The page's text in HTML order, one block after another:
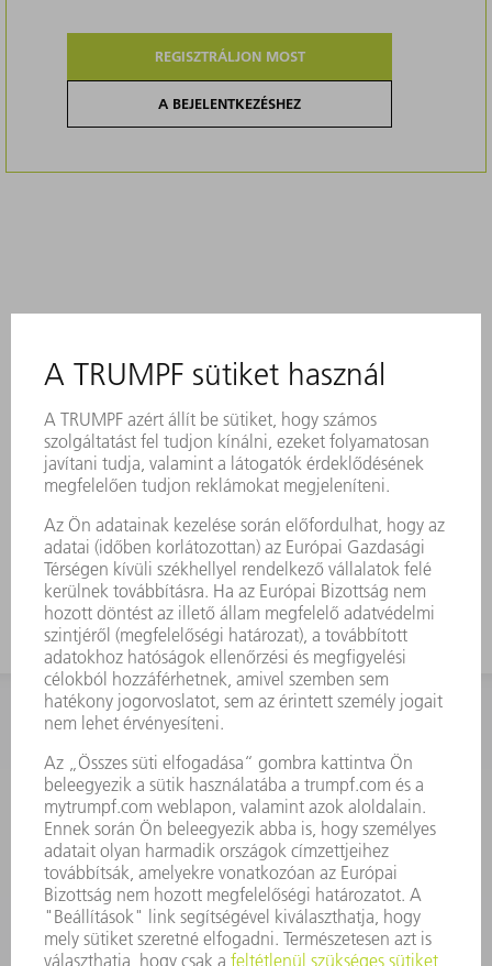
REGISZTRÁLJON MOST
A BEJELENTKEZÉSHEZ
KAPCSOLAT
Szerszám
3628576045
08.00 - 16.30
szerszam@hu.trumpf.com
KAPCSOLAT
Alkatrész
3628576035
08.00 - 16.30
alkatresz@hu.trumpf.com